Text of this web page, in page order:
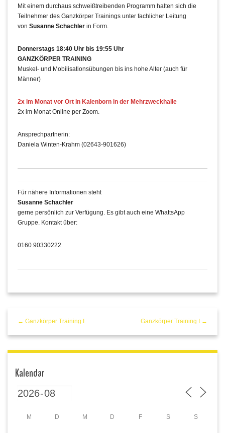
Mit einem durchaus schweißtreibenden Programm halten sich die
Teilnehmer des Ganzkörper Trainings unter fachlicher Leitung
von Susanne Schachler in Form.
Donnerstags 18:40 Uhr bis 19:55 Uhr
GANZKÖRPER TRAINING
Muskel- und Mobilisationsübungen bis ins hohe Alter (auch für
Männer)
2x im Monat vor Ort in Kalenborn in der Mehrzweckhalle
2x im Monat Online per Zoom.
Ansprechpartnerin:
Daniela Winten-Krahm (02643-901626)
Für nähere Informationen steht
Susanne Schachler
gerne persönlich zur Verfügung. Es gibt auch eine WhattsApp
Gruppe. Kontakt über:
0160 90330222
← Ganzkörper Training I Ganzkörper Training I →
Kalendar
M D M D F S S